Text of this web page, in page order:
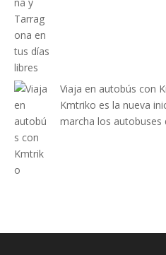
Viaja en autobús con
Kmtriko es la nueva
marcha los autobuses